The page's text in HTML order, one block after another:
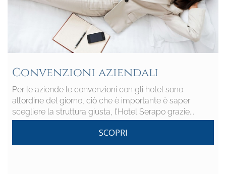
Convenzioni aziendali
Per le aziende le convenzioni con gli hotel sono
all’ordine del giorno, ciò che è importante è saper
scegliere la struttura giusta, l’Hotel Serapo grazie...
SCOPRI